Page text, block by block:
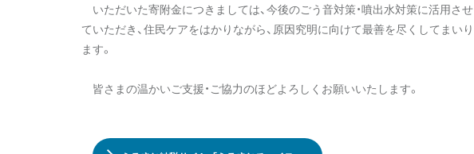
いただいた寄附金につきましては、今後のごう音対策・噴出水対策に活用させ
ていただき、住民ケアをはかりながら、原因究明に向けて最善を尽くしてまいり
ます。
皆さまの温かいご支援・ご協力のほどよろしくお願いいたします。